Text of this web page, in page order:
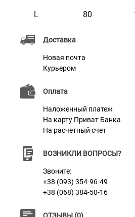
Доставка
Новая почта
Курьером
Оплата
Наложенный платеж
На карту Приват Банка
На расчетный счет
ВОЗНИКЛИ ВОПРОСЫ?
Звоните:
+38 (093) 354-96-49
+38 (068) 384-50-16
Идеальна для прогулок,
использования.
Желтый
L 80